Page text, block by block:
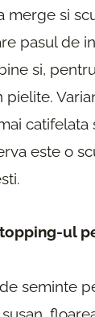
merge si
pasul de
si,
pielite.
catifelata
este o
ul
seminte